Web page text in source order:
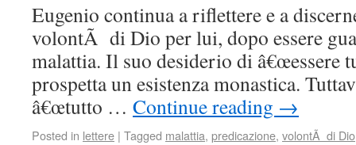
Eugenio continua a riflettere e a
volontÃ di Dio per lui, dopo essere
malattia. Il suo desiderio di â€œessere
prospetta un esistenza monastica.
â€œtutto … Continue reading →
Posted in lettere | Tagged malattia, predicazione, volontÃ di Dio